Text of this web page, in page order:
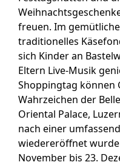
freuen. Im
traditionelles
sich Kinder an
Eltern Live-Musik
Shoppingtag können
Wahrzeichen der
Oriental Palace,
nach einer
wiedereröffnet
November bis 23.